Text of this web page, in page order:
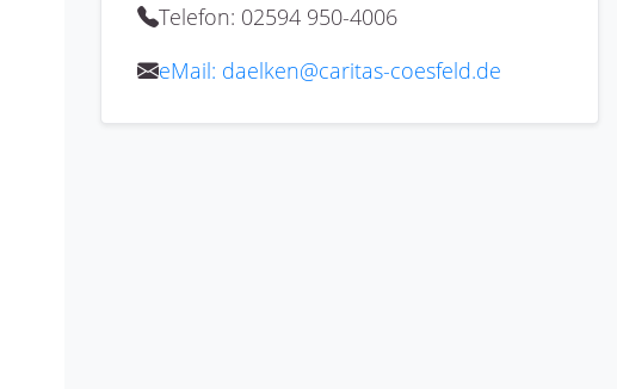
Telefon: 02594 950-4006
eMail: daelken@caritas-coesfeld.de